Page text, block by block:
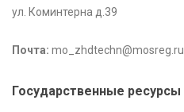
ул. Коминтерна д.39
Почта: mo_zhdtechn@mosreg.ru
Государственные ресурсы